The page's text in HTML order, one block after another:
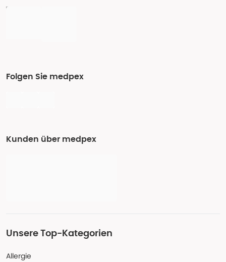
Folgen Sie medpex
Kunden über medpex
Unsere Top-Kategorien
Allergie